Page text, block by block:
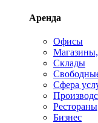
Аренда
Офисы
Склады
Сфера
Бизнес